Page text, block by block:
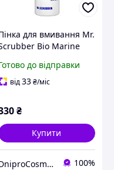
для вмивання Mr.
Bio Marine
водою 150
до відправки
від33₴/міс
₴
Купити
DniproCosmetics 100%